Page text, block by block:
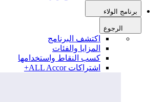
برنامج الولاء
الرجوع
اكتشف البرنامج
المزايا والفئات
كسب النقاط واستخدامها
اشتراكات ALL Accor+